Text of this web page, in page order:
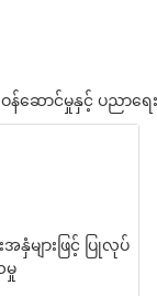
ဝန်ဆောင်မှုနှင့် ပညာရေး